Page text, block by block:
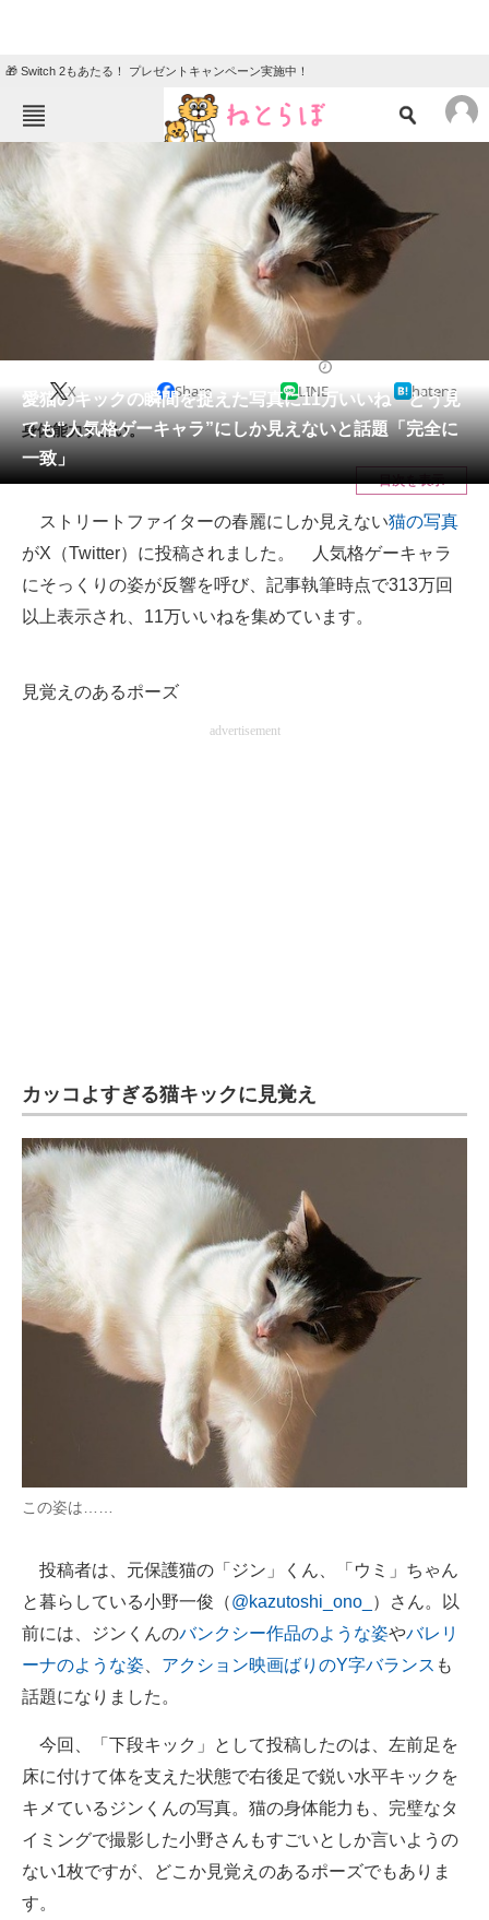
🎁 Switch 2もあたる！ プレゼントキャンペーン実施中！
ねとらぼメニュー
TOP ニュース
エンタメ クイズ
グルメ 地域
教育・育児
リサーチ
会員記事
メディア
注目記事を集めた総合ページ
ITの今と未来を見通す
スマホと通信の最新トレンド
進化するPCとデバイスの未来
製造業のIT導入・活用を支援
モノづくり技術者専門サイト
エレクトロニクス専門サイト
電子設計の基本と応用
エネルギーの専門メディア
建設×テクノロジーの最前線
ちょっと気になるネットの話題
愛猫のキックの瞬間を捉えた写真に11万いいね どう見
ても“人気格ゲーキャラ”にしか見えないと話題「完全に
一致」
X Share LINE hatena
身体能力すごい。
目次を表示
ストリートファイターの春麗にしか見えない猫の写真
がX（Twitter）に投稿されました。 人気格ゲーキャラ
にそっくりの姿が反響を呼び、記事執筆時点で313万回
以上表示され、11万いいねを集めています。
見覚えのあるポーズ
advertisement
カッコよすぎる猫キックに見覚え
この姿は……
投稿者は、元保護猫の「ジン」くん、「ウミ」ちゃん
と暮らしている小野一俊（@kazutoshi_ono_
）さん。以
前には、ジンくんのバンクシー作品のような姿やバレリ
ーナのような姿
アクション映画ばりのY字バランス も
話題になりました。
今回、「下段キック」として投稿したのは、左前足を
床に付けて体を支えた状態で右後足で鋭い水平キックを
キメているジンくんの写真。猫の身体能力も、完璧なタ
イミングで撮影した小野さんもすごいとしか言いようの
ない1枚ですが、どこか見覚えのあるポーズでもありま
す。